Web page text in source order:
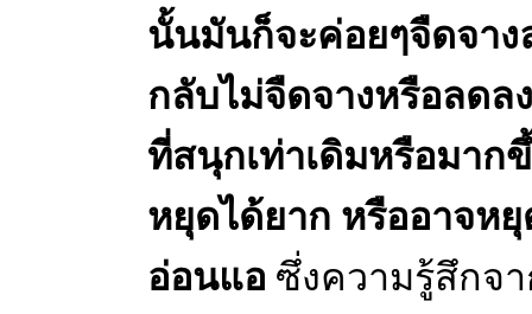
นั้นมันก็จะค่อยๆจืดจาง
กลับไม่จืดจางหรือลดล
ที่สนุกเท่าเดิมหรือมาก
หยุดได้ยาก หรืออาจห
อ่อนแอ ซึ่งความรู้สึกจ